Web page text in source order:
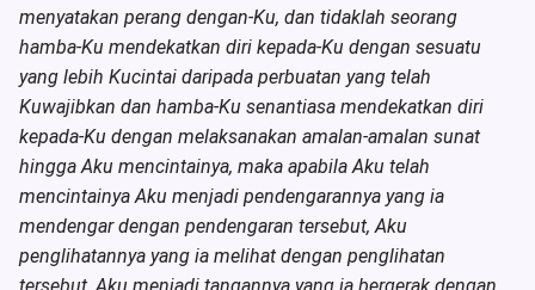
menyatakan perang dengan-Ku, dan tidaklah seorang
hamba-Ku mendekatkan diri kepada-Ku dengan sesuatu
yang lebih Kucintai daripada perbuatan yang telah
Kuwajibkan dan hamba-Ku senantiasa mendekatkan diri
kepada-Ku dengan melaksanakan amalan-amalan sunat
hingga Aku mencintainya, maka apabila Aku telah
mencintainya Aku menjadi pendengarannya yang ia
mendengar dengan pendengaran tersebut, Aku
penglihatannya yang ia melihat dengan penglihatan